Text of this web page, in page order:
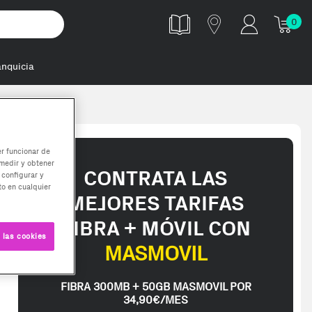
0
CONTRATA LAS
MEJORES TARIFAS
FIBRA + MÓVIL CON
MASMOVIL
FIBRA 300MB + 50GB MASMOVIL POR
34,90€/MES
funcionar de
y obtener
y
en cualquier
cookies